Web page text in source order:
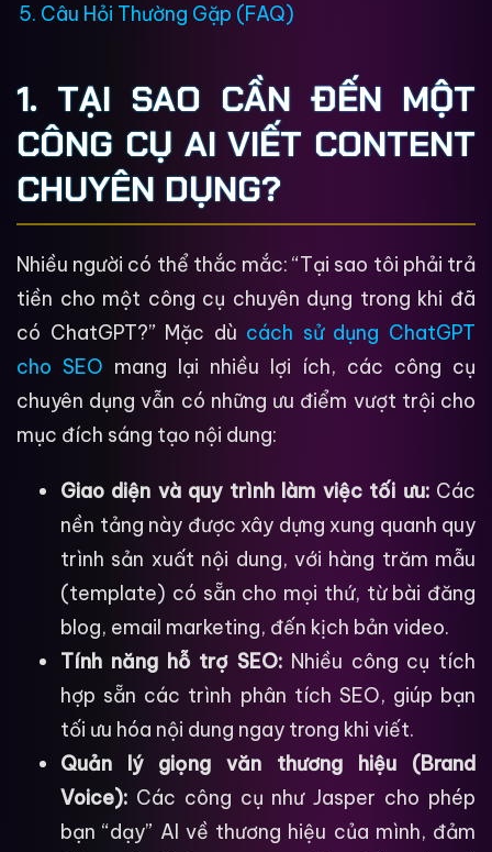
5. Câu Hỏi Thường Gặp (FAQ)
1. TẠI SAO CẦN ĐẾN MỘT
CÔNG CỤ AI VIẾT CONTENT
CHUYÊN DỤNG?
Nhiều người có thể thắc mắc: “Tại sao tôi phải trả
tiền cho một công cụ chuyên dụng trong khi đã
có ChatGPT?” Mặc dù cách sử dụng ChatGPT
cho SEO mang lại nhiều lợi ích, các công cụ
chuyên dụng vẫn có những ưu điểm vượt trội cho
mục đích sáng tạo nội dung:
Giao diện và quy trình làm việc tối ưu:Các
nền tảng này được xây dựng xung quanh quy
trình sản xuất nội dung, với hàng trăm mẫu
(template) có sẵn cho mọi thứ, từ bài đăng
blog, email marketing, đến kịch bản video.
Tính năng hỗ trợ SEO: Nhiều công cụ tích
hợp sẵn các trình phân tích SEO, giúp bạn
tối ưu hóa nội dung ngay trong khi viết.
Quản lý giọng văn thương hiệu (Brand
Voice): Các công cụ như Jasper cho phép
bạn “dạy” AI về thương hiệu của mình, đảm